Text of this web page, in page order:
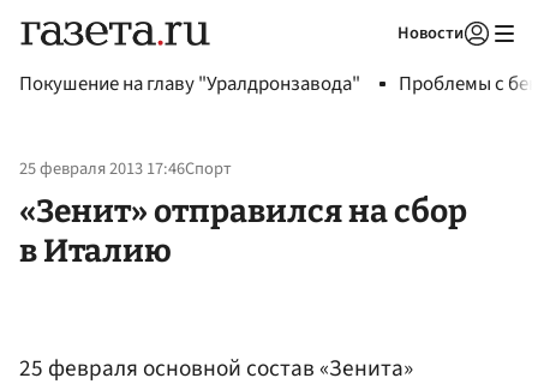
Новости
Покушение на главу "Уралдронзавода" Проблемы с
25 февраля 2013 17:46Спорт
«Зенит» отправился на сбор
в Италию
25 февраля основной состав «Зенита»